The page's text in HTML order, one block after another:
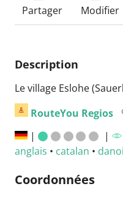
Partager Modifier
Description
Le village Eslohe
RouteYou Regios
|
|
anglais • catalan •
Coordonnées